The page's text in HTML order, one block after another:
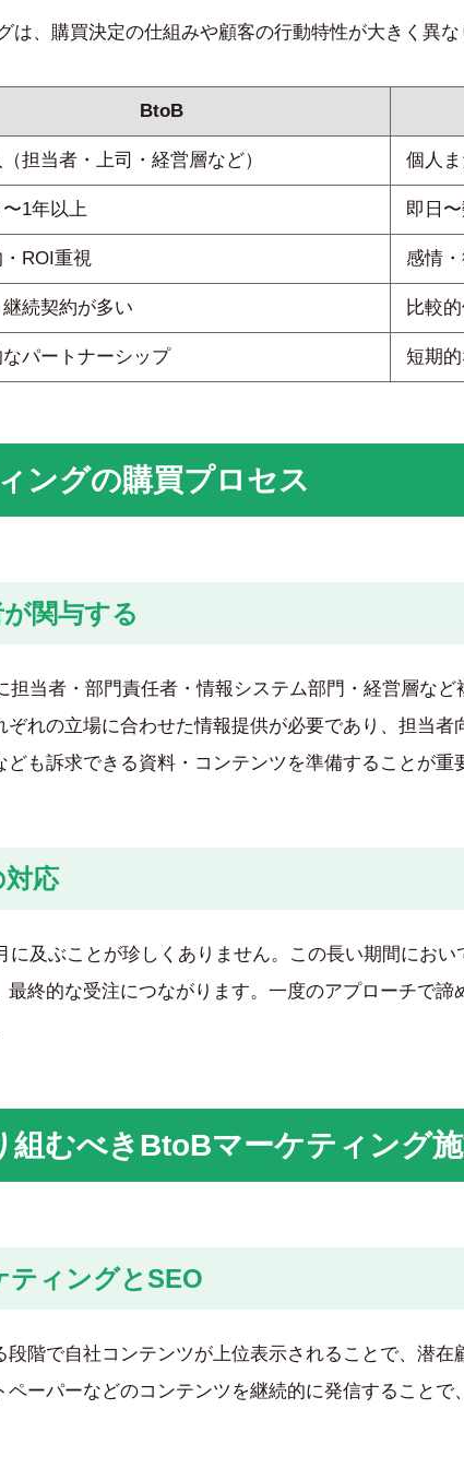
は、購買決定の仕組みや顧客の行動特性が大きく異な
BtoB
担当者・上司・経営層など） 個人
1年以上 即日〜
ROI重視 感情
続契約が多い 比較
パートナーシップ 短期
ングの購買プロセス
関与する
担当者・部門責任者・情報システム部門・経営層な
ぞれの立場に合わせた情報提供が必要であり、担当
も訴求できる資料・コンテンツを準備することが重
応
に及ぶことが珍しくありません。この長い期間にお
最終的な受注につながります。一度のアプローチで
組むべきBtoBマーケティング
ティングとSEO
段階で自社コンテンツが上位表示されることで、潜在
ーパーなどのコンテンツを継続的に発信することで